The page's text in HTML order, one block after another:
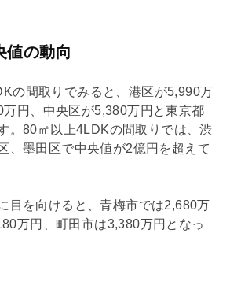
値の動向
の間取りでみると、港区が5,990万
万円、中央区が5,380万円と東京都
。80㎡以上4LDKの間取りでは、渋
、墨田区で中央値が2億円を超えて
目を向けると、青梅市では2,680万
万円、町田市は3,380万円となっ